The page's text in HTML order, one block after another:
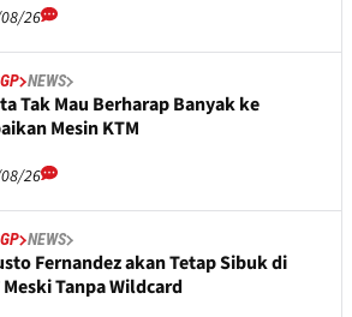
26
NEWS
Tak Mau Berharap Banyak ke
Mesin KTM
26
NEWS
Fernandez akan Tetap Sibuk di
Meski Tanpa Wildcard